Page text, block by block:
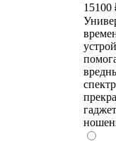
15100